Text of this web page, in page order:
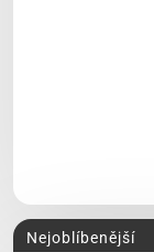
Nejoblíbenější